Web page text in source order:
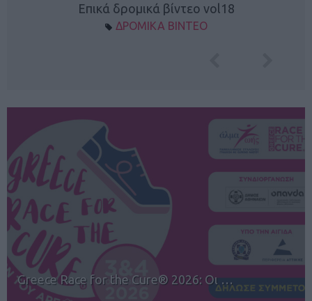
Επικά δρομικά βίντεο vol18
ΔΡΟΜΙΚΑ ΒΙΝΤΕΟ
12ος TUI Rhodes Marathon: Άνοιγμα ε…